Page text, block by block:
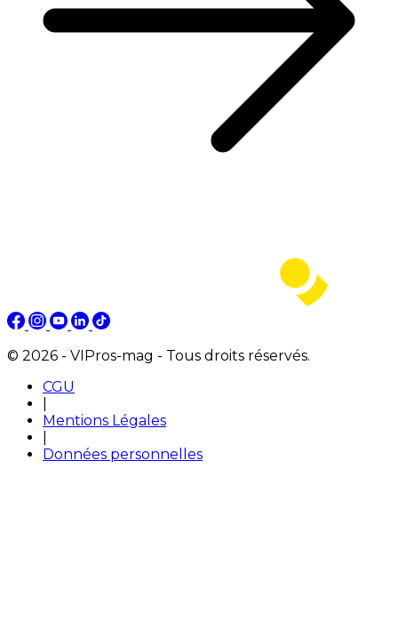
© 2026 - VIPros-mag - Tous droits réservés.
CGU
Mentions Légales
Données personnelles